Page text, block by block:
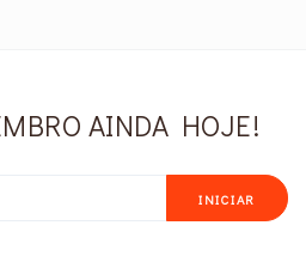
AINDA HOJE!
INICIAR